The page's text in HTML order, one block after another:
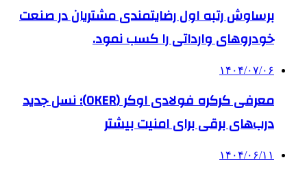
برساوش رتبه اول رضایتمندی مشتریان در صنعت
خودروهای وارداتی را کسب نمود.
۱۴۰۴/۰۷/۰۶
معرفی کرکره فولادی اوکر (OKER)؛ نسل جدید
درب‌های برقی برای امنیت بیشتر
۱۴۰۴/۰۶/۱۱